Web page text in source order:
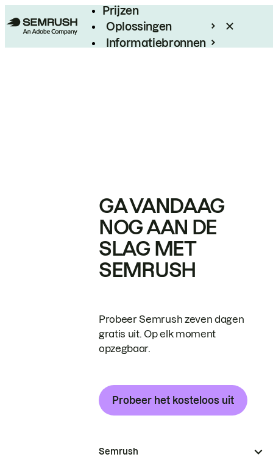
Prijzen
Oplossingen
Informatiebronnen
GA VANDAAG
NOG AAN DE
SLAG MET
SEMRUSH
Probeer Semrush zeven dagen
gratis uit. Op elk moment
opzegbaar.
Probeer het kosteloos uit
Semrush